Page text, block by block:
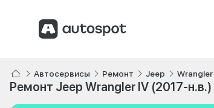
Автосервисы Ремонт Jeep Wrangler
Ремонт Jeep Wrangler IV (2017-н.в.)